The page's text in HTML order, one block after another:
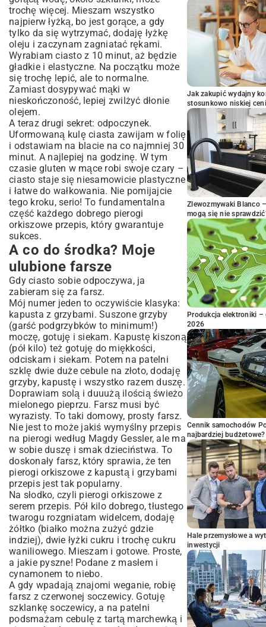
trochę więcej. Mieszam wszystko
najpierw łyżką, bo jest gorące, a gdy
tylko da się wytrzymać, dodaję łyżkę
oleju i zaczynam zagniatać rękami.
Wyrabiam ciasto z 10 minut, aż będzie
gładkie i elastyczne. Na początku może
się trochę lepić, ale to normalne.
Zamiast dosypywać mąki w
nieskończoność, lepiej zwilżyć dłonie
olejem.
A teraz drugi sekret: odpoczynek.
Uformowaną kulę ciasta zawijam w folię
i odstawiam na blacie na co najmniej 30
minut. A najlepiej na godzinę. W tym
czasie gluten w mące robi swoje czary –
ciasto staje się niesamowicie plastyczne
i łatwe do wałkowania. Nie pomijajcie
tego kroku, serio! To fundamentalna
część każdego dobrego pierogi
orkiszowe przepis, który gwarantuje
sukces.
A co do środka? Moje
ulubione farsze
Gdy ciasto sobie odpoczywa, ja
zabieram się za farsz.
Mój numer jeden to oczywiście klasyka:
kapusta z grzybami. Suszone grzyby
(garść podgrzybków to minimum!)
moczę, gotuję i siekam. Kapustę kiszoną
(pół kilo) też gotuję do miękkości,
odciskam i siekam. Potem na patelni
szklę dwie duże cebule na złoto, dodaję
grzyby, kapustę i wszystko razem duszę.
Doprawiam solą i duuużą ilością świeżo
mielonego pieprzu. Farsz musi być
wyrazisty. To taki domowy, prosty farsz.
Nie jest to może jakiś wymyślny przepis
na pierogi według Magdy Gessler, ale ma
w sobie duszę i smak dzieciństwa. To
doskonały farsz, który sprawia, że ten
pierogi orkiszowe z kapustą i grzybami
przepis jest tak popularny.
Na słodko, czyli pierogi orkiszowe z
serem przepis. Pół kilo dobrego, tłustego
twarogu rozgniatam widelcem, dodaję
żółtko (białko można zużyć gdzie
indziej), dwie łyżki cukru i trochę cukru
waniliowego. Mieszam i gotowe. Proste,
a jakie pyszne! Podane z masłem i
cynamonem to niebo.
A gdy wpadają znajomi weganie, robię
farsz z czerwonej soczewicy. Gotuję
szklankę soczewicy, a na patelni
podsmażam cebulę z tartą marchewką i
Jak zakupić wydajny
stosunkowo niskiej
Zlewozmywaki Blanco
mogą się nie
Produkcja elektroniki –
2026
Cennik samochodów
najbardziej budżetowe?
Hale przemysłowe a
inwestycji